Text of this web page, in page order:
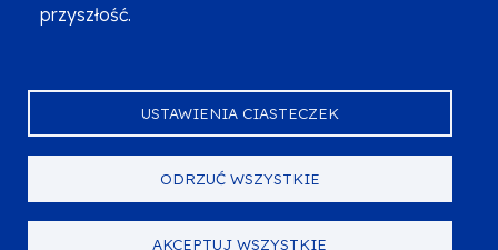
przyszłość.
USTAWIENIA CIASTECZEK
ODRZUĆ WSZYSTKIE
AKCEPTUJ WSZYSTKIE
Serwis dofinansowany przez Unię Europejską z programu Fundusze
© Urząd Marszałkowski Województwa Małopolskiego 2023